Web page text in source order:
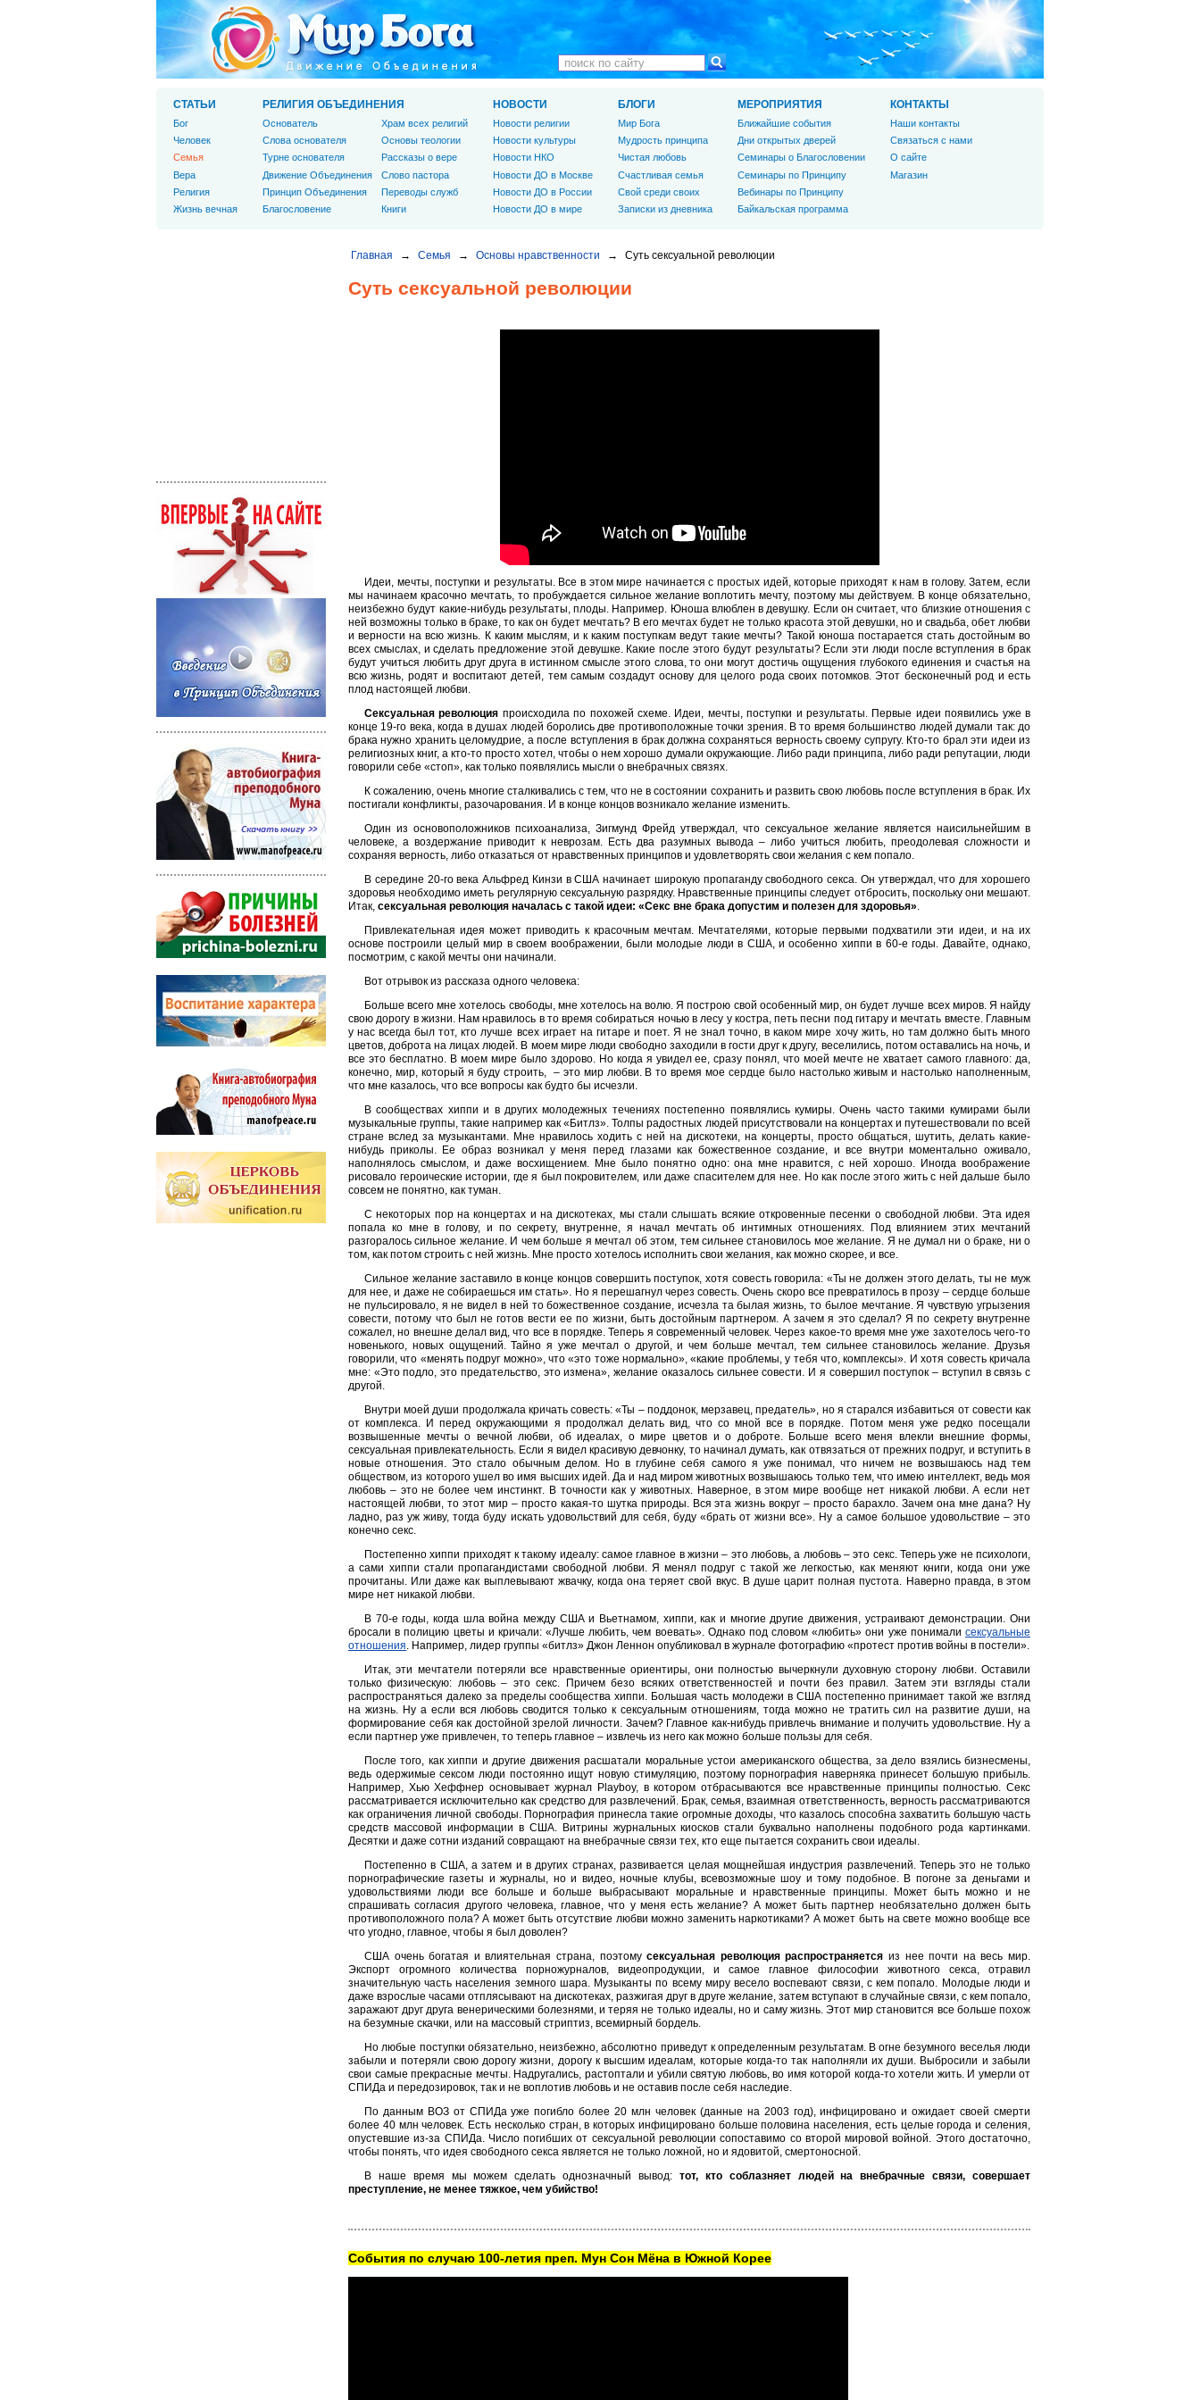
Главная → Семья → Основы нравственности → Суть сексуальной революции
Суть сексуальной революции
Идеи, мечты, поступки и результаты. Все в этом мире начинается с простых идей, которые приходят к нам в голову. Затем, если
мы начинаем красочно мечтать, то пробуждается сильное желание воплотить мечту, поэтому мы действуем. В конце обязательно,
неизбежно будут какие-нибудь результаты, плоды. Например. Юноша влюблен в девушку. Если он считает, что близкие отношения с
ней возможны только в браке, то как он будет мечтать? В его мечтах будет не только красота этой девушки, но и свадьба, обет любви
и верности на всю жизнь. К каким мыслям, и к каким поступкам ведут такие мечты? Такой юноша постарается стать достойным во
всех смыслах, и сделать предложение этой девушке. Какие после этого будут результаты? Если эти люди после вступления в брак
будут учиться любить друг друга в истинном смысле этого слова, то они могут достичь ощущения глубокого единения и счастья на
всю жизнь, родят и воспитают детей, тем самым создадут основу для целого рода своих потомков. Этот бесконечный род и есть
плод настоящей любви.
Сексуальная революция происходила по похожей схеме. Идеи, мечты, поступки и результаты. Первые идеи появились уже в
конце 19-го века, когда в душах людей боролись две противоположные точки зрения. В то время большинство людей думали так: до
брака нужно хранить целомудрие, а после вступления в брак должна сохраняться верность своему супругу. Кто-то брал эти идеи из
религиозных книг, а кто-то просто хотел, чтобы о нем хорошо думали окружающие. Либо ради принципа, либо ради репутации, люди
говорили себе «стоп», как только появлялись мысли о внебрачных связях.
К сожалению, очень многие сталкивались с тем, что не в состоянии сохранить и развить свою любовь после вступления в брак. Их
постигали конфликты, разочарования. И в конце концов возникало желание изменить.
Один из основоположников психоанализа, Зигмунд Фрейд утверждал, что сексуальное желание является наисильнейшим в
человеке, а воздержание приводит к неврозам. Есть два разумных вывода – либо учиться любить, преодолевая сложности и
сохраняя верность, либо отказаться от нравственных принципов и удовлетворять свои желания с кем попало.
В середине 20-го века Альфред Кинзи в США начинает широкую пропаганду свободного секса. Он утверждал, что для хорошего
здоровья необходимо иметь регулярную сексуальную разрядку. Нравственные принципы следует отбросить, поскольку они мешают.
Итак, сексуальная революция началась с такой идеи: «Секс вне брака допустим и полезен для здоровья».
Привлекательная идея может приводить к красочным мечтам. Мечтателями, которые первыми подхватили эти идеи, и на их
основе построили целый мир в своем воображении, были молодые люди в США, и особенно хиппи в 60-е годы. Давайте, однако,
посмотрим, с какой мечты они начинали.
Вот отрывок из рассказа одного человека:
Больше всего мне хотелось свободы, мне хотелось на волю. Я построю свой особенный мир, он будет лучше всех миров. Я найду
свою дорогу в жизни. Нам нравилось в то время собираться ночью в лесу у костра, петь песни под гитару и мечтать вместе. Главным
у нас всегда был тот, кто лучше всех играет на гитаре и поет. Я не знал точно, в каком мире хочу жить, но там должно быть много
цветов, доброта на лицах людей. В моем мире люди свободно заходили в гости друг к другу, веселились, потом оставались на ночь, и
все это бесплатно. В моем мире было здорово. Но когда я увидел ее, сразу понял, что моей мечте не хватает самого главного: да,
конечно, мир, который я буду строить, – это мир любви. В то время мое сердце было настолько живым и настолько наполненным,
что мне казалось, что все вопросы как будто бы исчезли.
В сообществах хиппи и в других молодежных течениях постепенно появлялись кумиры. Очень часто такими кумирами были
музыкальные группы, такие например как «Битлз». Толпы радостных людей присутствовали на концертах и путешествовали по всей
стране вслед за музыкантами. Мне нравилось ходить с ней на дискотеки, на концерты, просто общаться, шутить, делать какие-
нибудь приколы. Ее образ возникал у меня перед глазами как божественное создание, и все внутри моментально оживало,
наполнялось смыслом, и даже восхищением. Мне было понятно одно: она мне нравится, с ней хорошо. Иногда воображение
рисовало героические истории, где я был покровителем, или даже спасителем для нее. Но как после этого жить с ней дальше было
совсем не понятно, как туман.
С некоторых пор на концертах и на дискотеках, мы стали слышать всякие откровенные песенки о свободной любви. Эта идея
попала ко мне в голову, и по секрету, внутренне, я начал мечтать об интимных отношениях. Под влиянием этих мечтаний
разгоралось сильное желание. И чем больше я мечтал об этом, тем сильнее становилось мое желание. Я не думал ни о браке, ни о
том, как потом строить с ней жизнь. Мне просто хотелось исполнить свои желания, как можно скорее, и все.
Сильное желание заставило в конце концов совершить поступок, хотя совесть говорила: «Ты не должен этого делать, ты не муж
для нее, и даже не собираешься им стать». Но я перешагнул через совесть. Очень скоро все превратилось в прозу – сердце больше
не пульсировало, я не видел в ней то божественное создание, исчезла та былая жизнь, то былое мечтание. Я чувствую угрызения
совести, потому что был не готов вести ее по жизни, быть достойным партнером. А зачем я это сделал? Я по секрету внутренне
сожалел, но внешне делал вид, что все в порядке. Теперь я современный человек. Через какое-то время мне уже захотелось чего-то
новенького, новых ощущений. Тайно я уже мечтал о другой, и чем больше мечтал, тем сильнее становилось желание. Друзья
говорили, что «менять подруг можно», что «это тоже нормально», «какие проблемы, у тебя что, комплексы». И хотя совесть кричала
мне: «Это подло, это предательство, это измена», желание оказалось сильнее совести. И я совершил поступок – вступил в связь с
другой.
Внутри моей души продолжала кричать совесть: «Ты – поддонок, мерзавец, предатель», но я старался избавиться от совести как
от комплекса. И перед окружающими я продолжал делать вид, что со мной все в порядке. Потом меня уже редко посещали
возвышенные мечты о вечной любви, об идеалах, о мире цветов и о доброте. Больше всего меня влекли внешние формы,
сексуальная привлекательность. Если я видел красивую девчонку, то начинал думать, как отвязаться от прежних подруг, и вступить в
новые отношения. Это стало обычным делом. Но в глубине себя самого я уже понимал, что ничем не возвышаюсь над тем
обществом, из которого ушел во имя высших идей. Да и над миром животных возвышаюсь только тем, что имею интеллект, ведь моя
любовь – это не более чем инстинкт. В точности как у животных. Наверное, в этом мире вообще нет никакой любви. А если нет
настоящей любви, то этот мир – просто какая-то шутка природы. Вся эта жизнь вокруг – просто барахло. Зачем она мне дана? Ну
ладно, раз уж живу, тогда буду искать удовольствий для себя, буду «брать от жизни все». Ну а самое большое удовольствие – это
конечно секс.
Постепенно хиппи приходят к такому идеалу: самое главное в жизни – это любовь, а любовь – это секс. Теперь уже не психологи,
а сами хиппи стали пропагандистами свободной любви. Я менял подруг с такой же легкостью, как меняют книги, когда они уже
прочитаны. Или даже как выплевывают жвачку, когда она теряет свой вкус. В душе царит полная пустота. Наверно правда, в этом
мире нет никакой любви.
В 70-е годы, когда шла война между США и Вьетнамом, хиппи, как и многие другие движения, устраивают демонстрации. Они
бросали в полицию цветы и кричали: «Лучше любить, чем воевать». Однако под словом «любить» они уже понимали сексуальные
отношения. Например, лидер группы «битлз» Джон Леннон опубликовал в журнале фотографию «протест против войны в постели».
Итак, эти мечтатели потеряли все нравственные ориентиры, они полностью вычеркнули духовную сторону любви. Оставили
только физическую: любовь – это секс. Причем безо всяких ответственностей и почти без правил. Затем эти взгляды стали
распространяться далеко за пределы сообщества хиппи. Большая часть молодежи в США постепенно принимает такой же взгляд
на жизнь. Ну а если вся любовь сводится только к сексуальным отношениям, тогда можно не тратить сил на развитие души, на
формирование себя как достойной зрелой личности. Зачем? Главное как-нибудь привлечь внимание и получить удовольствие. Ну а
если партнер уже привлечен, то теперь главное – извлечь из него как можно больше пользы для себя.
После того, как хиппи и другие движения расшатали моральные устои американского общества, за дело взялись бизнесмены,
ведь одержимые сексом люди постоянно ищут новую стимуляцию, поэтому порнография наверняка принесет большую прибыль.
Например, Хью Хеффнер основывает журнал Playboy, в котором отбрасываются все нравственные принципы полностью. Секс
рассматривается исключительно как средство для развлечений. Брак, семья, взаимная ответственность, верность рассматриваются
как ограничения личной свободы. Порнография принесла такие огромные доходы, что казалось способна захватить большую часть
средств массовой информации в США. Витрины журнальных киосков стали буквально наполнены подобного рода картинками.
Десятки и даже сотни изданий совращают на внебрачные связи тех, кто еще пытается сохранить свои идеалы.
Постепенно в США, а затем и в других странах, развивается целая мощнейшая индустрия развлечений. Теперь это не только
порнографические газеты и журналы, но и видео, ночные клубы, всевозможные шоу и тому подобное. В погоне за деньгами и
удовольствиями люди все больше и больше выбрасывают моральные и нравственные принципы. Может быть можно и не
спрашивать согласия другого человека, главное, что у меня есть желание? А может быть партнер необязательно должен быть
противоположного пола? А может быть отсутствие любви можно заменить наркотиками? А может быть на свете можно вообще все
что угодно, главное, чтобы я был доволен?
США очень богатая и влиятельная страна, поэтомусексуальная революция распространяется из нее почти на весь мир.
Экспорт огромного количества порножурналов, видеопродукции, и самое главное философии животного секса, отравил
значительную часть населения земного шара. Музыканты по всему миру весело воспевают связи, с кем попало. Молодые люди и
даже взрослые часами отплясывают на дискотеках, разжигая друг в друге желание, затем вступают в случайные связи, с кем попало,
заражают друг друга венерическими болезнями, и теряя не только идеалы, но и саму жизнь. Этот мир становится все больше похож
на безумные скачки, или на массовый стриптиз, всемирный бордель.
Но любые поступки обязательно, неизбежно, абсолютно приведут к определенным результатам. В огне безумного веселья люди
забыли и потеряли свою дорогу жизни, дорогу к высшим идеалам, которые когда-то так наполняли их души. Выбросили и забыли
свои самые прекрасные мечты. Надругались, растоптали и убили святую любовь, во имя которой когда-то хотели жить. И умерли от
СПИДа и передозировок, так и не воплотив любовь и не оставив после себя наследие.
По данным ВОЗ от СПИДа уже погибло более 20 млн человек (данные на 2003 год), инфицировано и ожидает своей смерти
более 40 млн человек. Есть несколько стран, в которых инфицировано больше половина населения, есть целые города и селения,
опустевшие из-за СПИДа. Число погибших от сексуальной революции сопоставимо со второй мировой войной. Этого достаточно,
чтобы понять, что идея свободного секса является не только ложной, но и ядовитой, смертоносной.
В наше время мы можем сделать однозначный вывод: тот, кто соблазняет людей на внебрачные связи, совершает
преступление, не менее тяжкое, чем убийство!
Cобытия по случаю 100-летия преп. Мун Сон Мёна в Южной Корее
СТАТЬИ
Бог
Человек
Cемья
Вера
Религия
Жизнь вечная
РЕЛИГИЯ ОБЪЕДИНЕНИЯ
Основатель
Слова основателя
Турне основателя
Движение Объединения
Принцип Объединения
Благословение
Храм всех религий
Основы теологии
Рассказы о вере
Слово пастора
Переводы служб
Книги
НОВОСТИ
Новости религии
Новости культуры
Новости НКО
Новости ДО в Москве
Новости ДО в России
Новости ДО в мире
БЛОГИ
Мир Бога
Мудрость принципа
Чистая любовь
Счастливая семья
Свой среди своих
Записки из дневника
МЕРОПРИЯТИЯ
Ближайшие события
Дни открытых дверей
Семинары о Благословении
Семинары по Принципу
Вебинары по Принципу
Байкальская программа
КОНТАКТЫ
Наши контакты
Связаться с нами
О сайте
Магазин